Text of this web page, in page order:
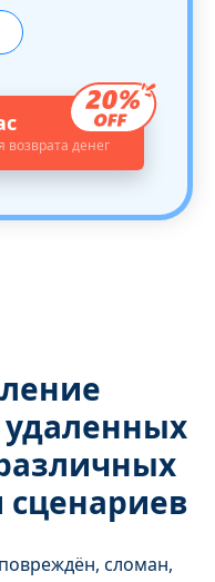
возврата денег
сломан,